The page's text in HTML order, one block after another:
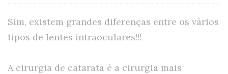
Sim, existem grandes diferenças entre os vários
tipos de lentes intraoculares!!!
A cirurgia de catarata é a cirurgia mais